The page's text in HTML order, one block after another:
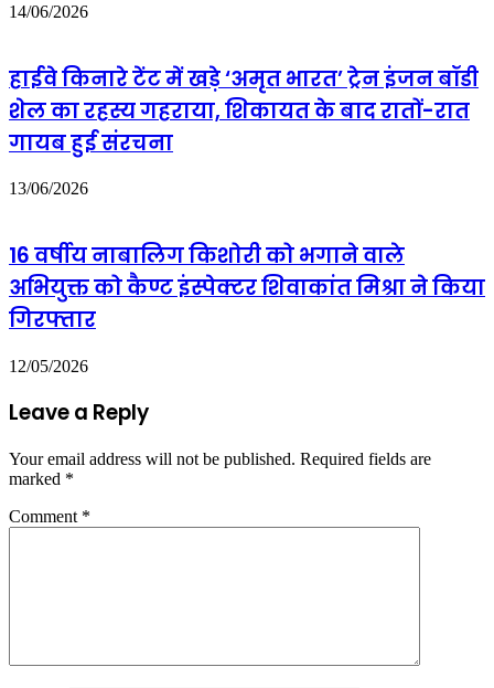
बनाकर
बेचा
जा
रहा
था
14/06/2026
हाईवे किनारे टेंट में खड़े ‘अमृत भारत’ ट्रेन इंजन बॉडी
शेल का रहस्य गहराया, शिकायत के बाद रातों-रात
गायब हुई संरचना
13/06/2026
16 वर्षीय नाबालिग किशोरी को भगाने वाले
अभियुक्त को कैण्ट इंस्पेक्टर शिवाकांत मिश्रा ने किया
गिरफ्तार
12/05/2026
Leave a Reply
Your email address will not be published. Required fields are
marked *
Comment *